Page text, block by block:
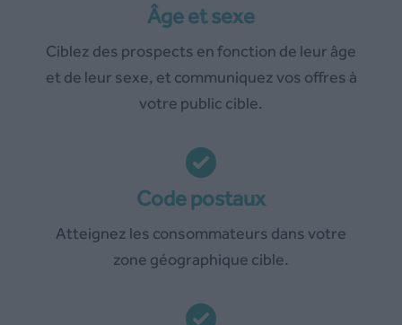
Âge et sexe
Ciblez des prospects en fonction de leur âge
et de leur sexe, et communiquez vos offres à
votre public cible.
Code postaux
Atteignez les consommateurs dans votre
zone géographique cible.